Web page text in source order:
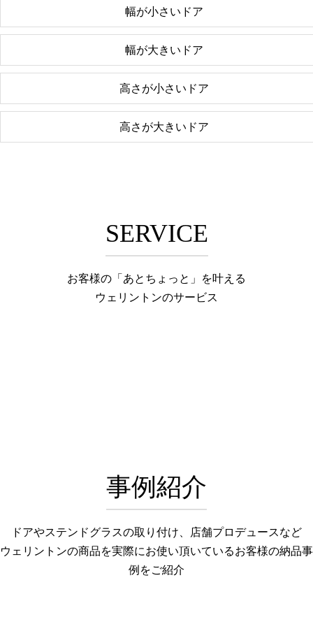
幅が小さいドア
幅が大きいドア
高さが小さいドア
高さが大きいドア
SERVICE
お客様の「あとちょっと」を叶える
ウェリントンのサービス
事例紹介
ドアやステンドグラスの取り付け、店舗プロデュースなど
ウェリントンの商品を実際にお使い頂いているお客様の納品事
例をご紹介